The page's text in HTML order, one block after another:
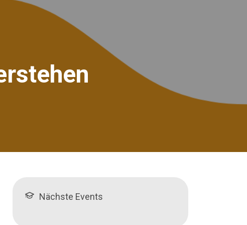
Nächste Events